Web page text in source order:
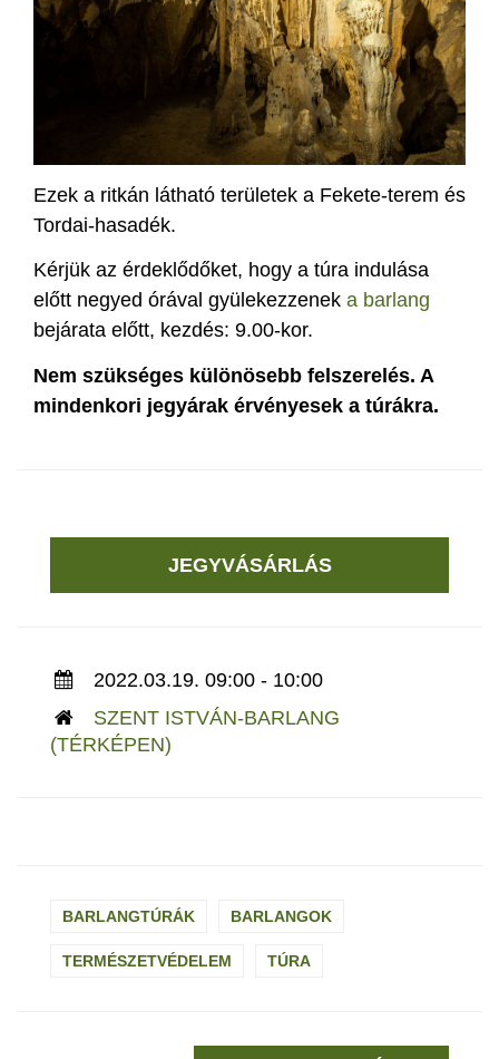
Ezek a ritkán látható területek a Fekete-terem és
Tordai-hasadék.
Kérjük az érdeklődőket, hogy a túra indulása
előtt negyed órával gyülekezzenek a barlang
bejárata előtt, kezdés: 9.00-kor.
Nem szükséges különösebb felszerelés. A
mindenkori jegyárak érvényesek a túrákra.
JEGYVÁSÁRLÁS
2022.03.19. 09:00 - 10:00
SZENT ISTVÁN-BARLANG
(TÉRKÉPEN)
BARLANGTÚRÁK BARLANGOK
TERMÉSZETVÉDELEM TÚRA